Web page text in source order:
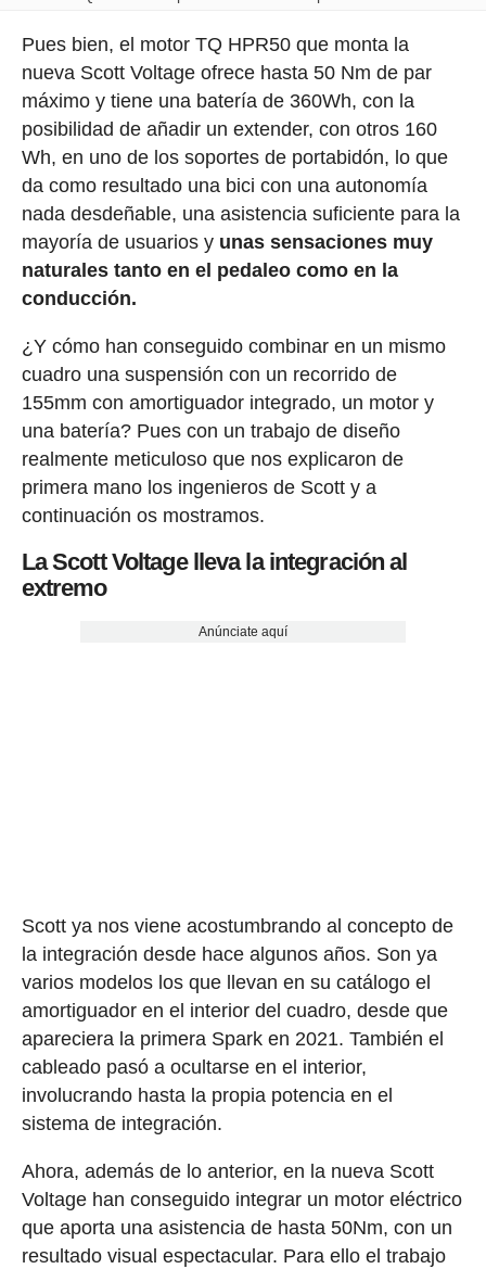
Pues bien, el motor TQ HPR50 que monta la
nueva Scott Voltage ofrece hasta 50 Nm de par
máximo y tiene una batería de 360Wh, con la
posibilidad de añadir un extender, con otros 160
Wh, en uno de los soportes de portabidón, lo que
da como resultado una bici con una autonomía
nada desdeñable, una asistencia suficiente para la
mayoría de usuarios y unas sensaciones muy
naturales tanto en el pedaleo como en la
conducción.
¿Y cómo han conseguido combinar en un mismo
cuadro una suspensión con un recorrido de
155mm con amortiguador integrado, un motor y
una batería? Pues con un trabajo de diseño
realmente meticuloso que nos explicaron de
primera mano los ingenieros de Scott y a
continuación os mostramos.
La Scott Voltage lleva la integración al
extremo
Anúnciate aquí
Scott ya nos viene acostumbrando al concepto de
la integración desde hace algunos años. Son ya
varios modelos los que llevan en su catálogo el
amortiguador en el interior del cuadro, desde que
apareciera la primera Spark en 2021. También el
cableado pasó a ocultarse en el interior,
involucrando hasta la propia potencia en el
sistema de integración.
Ahora, además de lo anterior, en la nueva Scott
Voltage han conseguido integrar un motor eléctrico
que aporta una asistencia de hasta 50Nm, con un
resultado visual espectacular. Para ello el trabajo